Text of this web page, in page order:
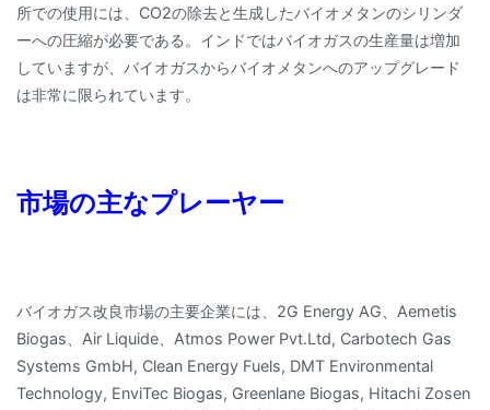
所での使用には、CO2の除去と生成したバイオメタンのシリンダ
ーへの圧縮が必要である。インドではバイオガスの生産量は増加
していますが、バイオガスからバイオメタンへのアップグレード
は非常に限られています。
市場の主なプレーヤー
バイオガス改良市場の主要企業には、2G Energy AG、Aemetis
Biogas、Air Liquide、Atmos Power Pvt.Ltd, Carbotech Gas
Systems GmbH, Clean Energy Fuels, DMT Environmental
Technology, EnviTec Biogas, Greenlane Biogas, Hitachi Zosen